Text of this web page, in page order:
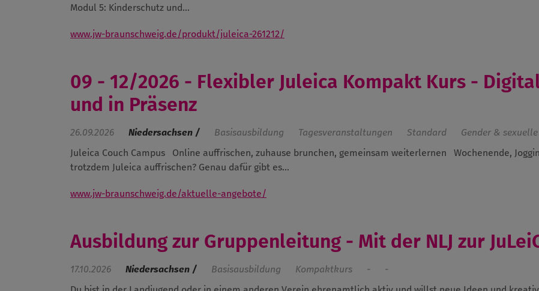
Modul 5: Kinderschutz und...
www.jw-braunschweig.de/produkt/juleica-261212/
09 - 12/2026 - Flexibler Juleica Kompakt Kurs -
und in Präsenz
26.09.2026 Niedersachsen / Basisausbildung Tagesveranstaltungen Standard
Gender &
Juleica Couch Campus
Online auffrischen, zuhause brunchen, gemeinsam weiterlernen
Wochenende,
trotzdem Juleica auffrischen? Genau dafür gibt es...
www.jw-braunschweig.de/aktuelle-angebote/
Ausbildung zur Gruppenleitung - Mit der NLJ zur
17.10.2026 Niedersachsen / Basisausbildung Kompaktkurs -
-